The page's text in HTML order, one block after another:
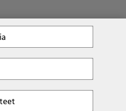
Kaikki oikeudet pidätetään.